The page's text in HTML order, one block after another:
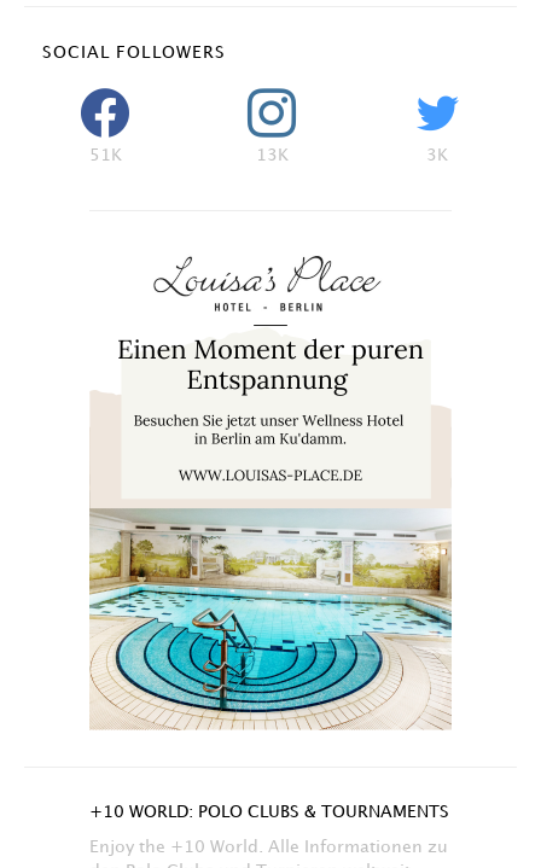
SOCIAL FOLLOWERS
51K 13K 3K
+10 WORLD: POLO CLUBS & TOURNAMENTS
Enjoy the +10 World. Alle Informationen zu